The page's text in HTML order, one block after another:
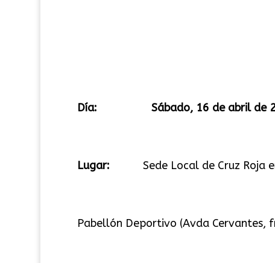
Día: Sábado, 16 de abril de
Lugar: Sede Local de Cruz Roja en
Pabellón Deportivo (Avda Cervantes,